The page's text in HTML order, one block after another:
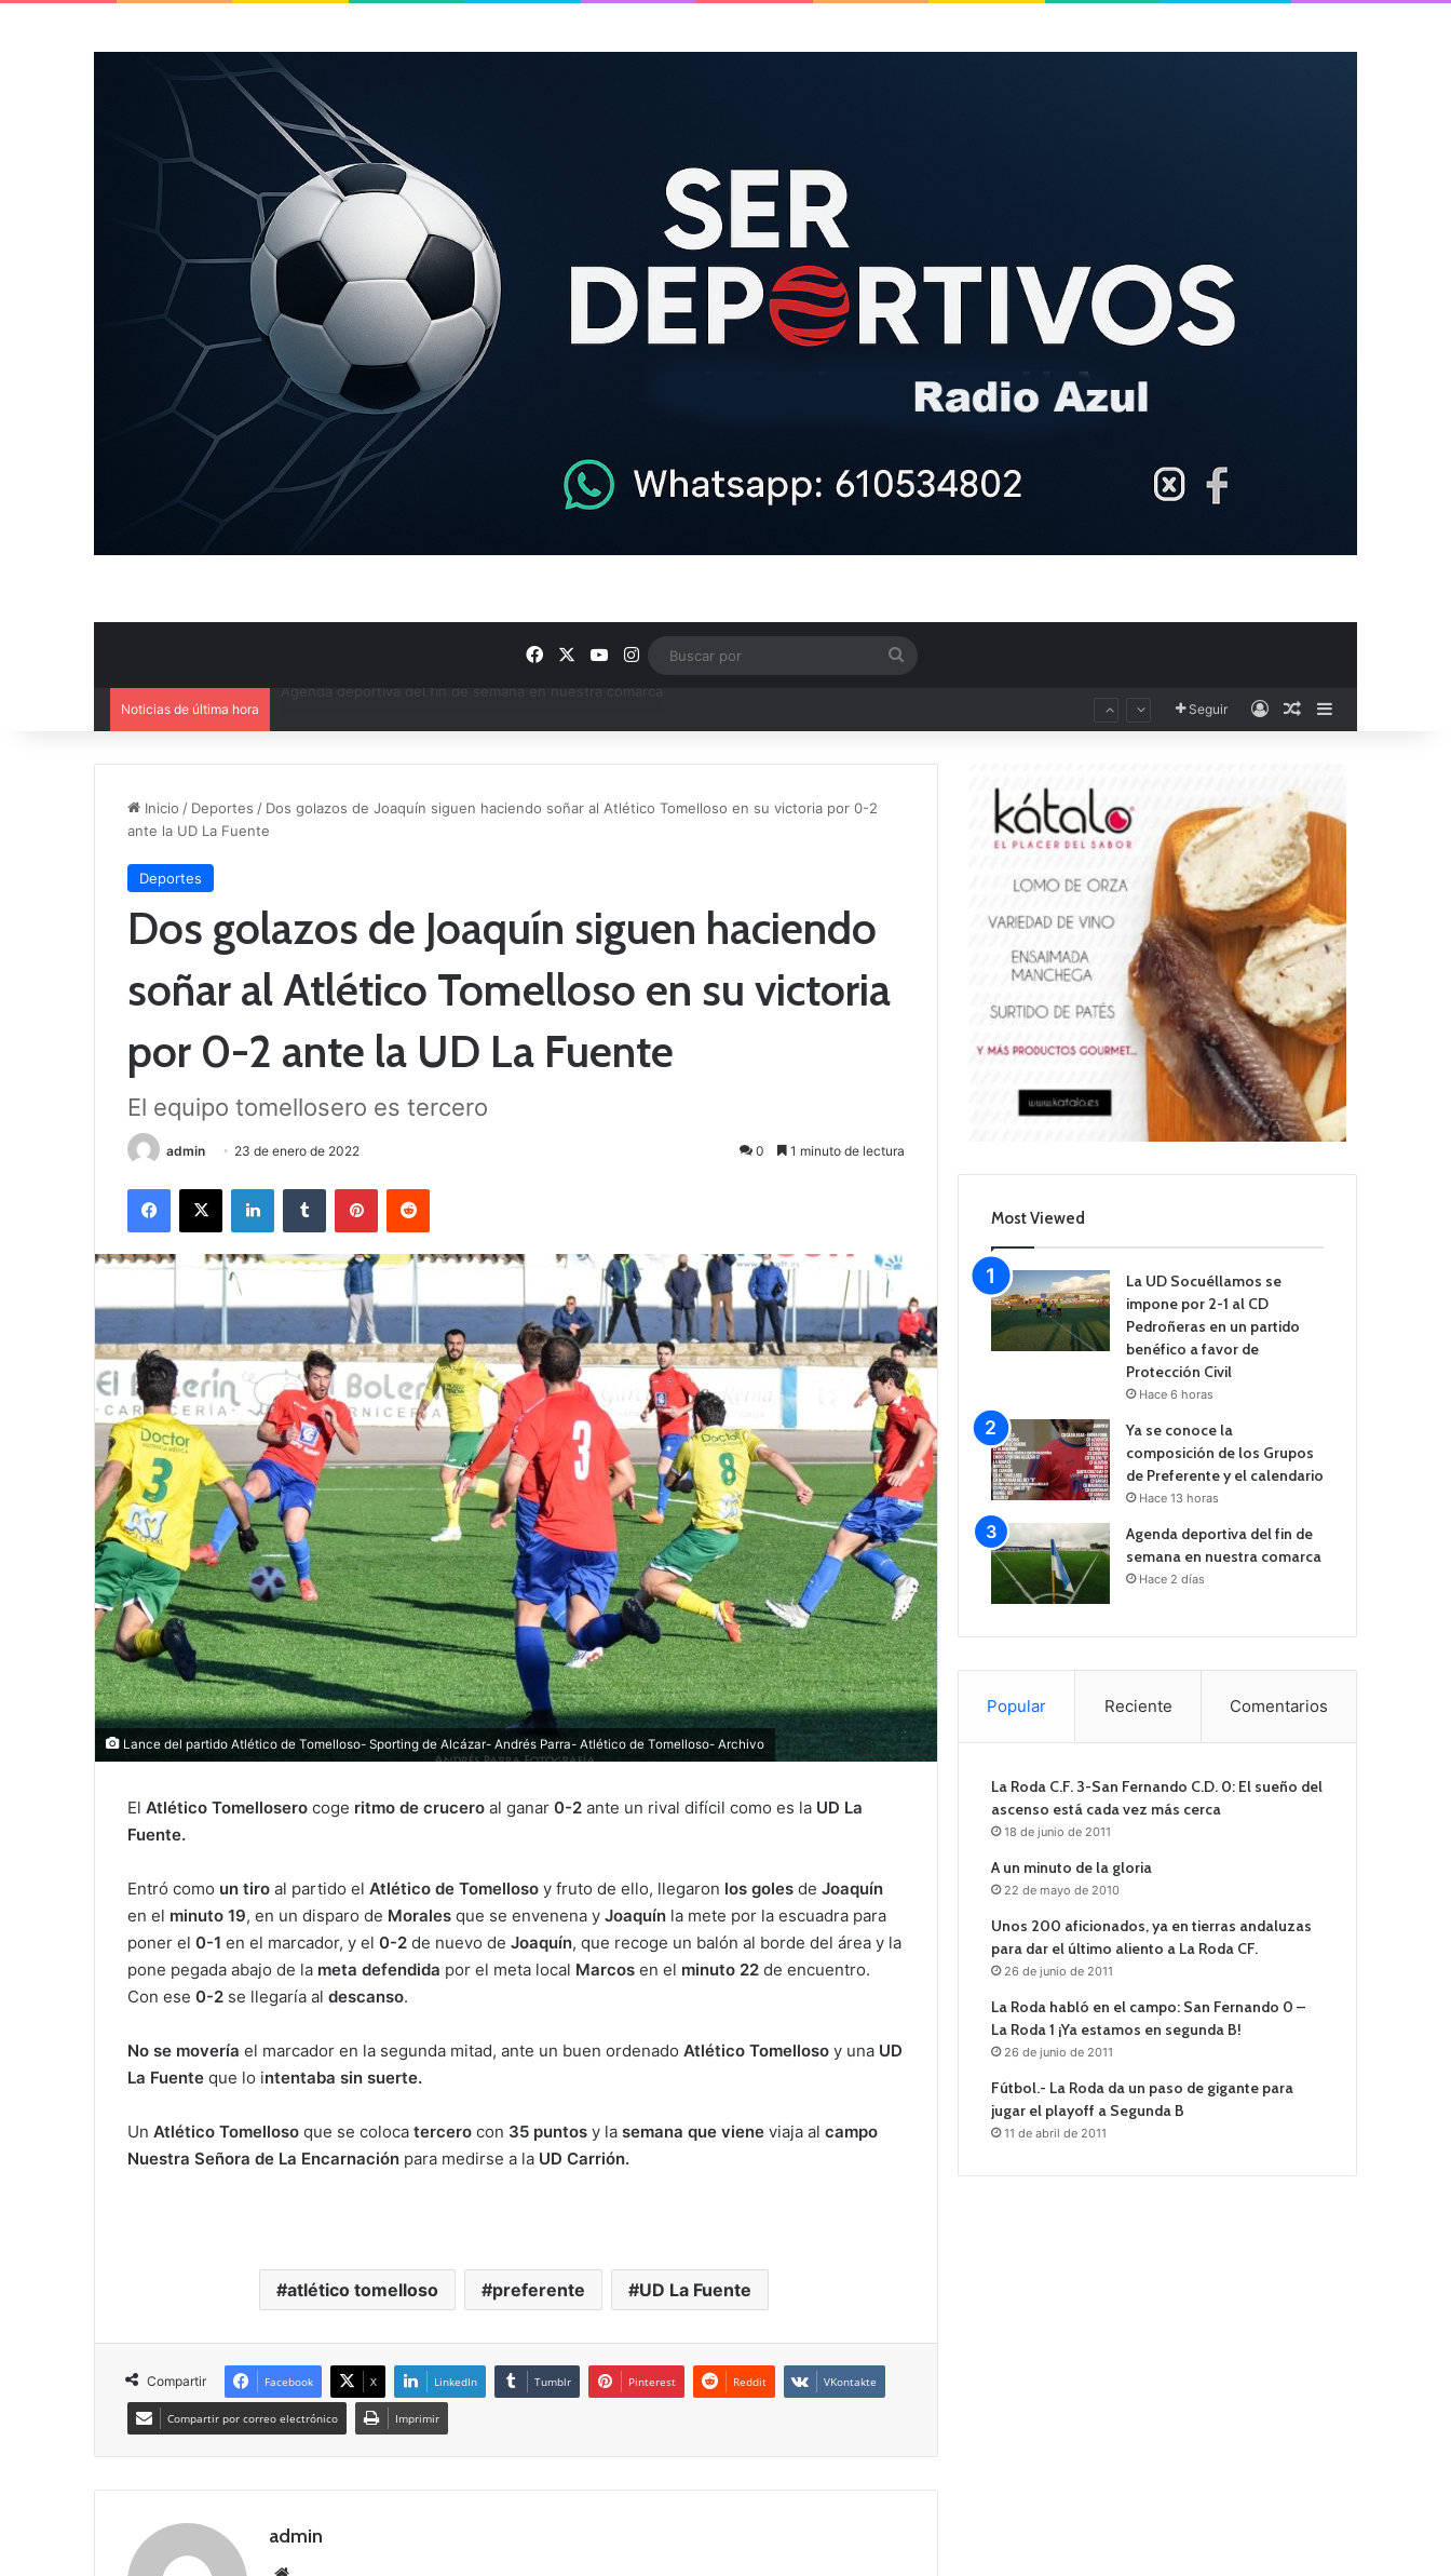
FacebookYouTube
Instagram
Noticias de última hora Seguir AccesoPublicación al
Inicio / Deportes / Dos golazos de Joaquín siguen haciendo soñar al Atlético Tomelloso en su victoria por 0-2
ante la UD La Fuente
Deportes
Dos golazos de Joaquín siguen haciendo
soñar al Atlético Tomelloso en su victoria
por 0-2 ante la UD La Fuente
El equipo tomellosero es tercero
admin 23 de enero de 2022 0 1 minuto de lectura
Lance del partido Atlético de Tomelloso- Sporting de Alcázar- Andrés Parra- Atlético de Tomelloso- Archivo
El Atlético Tomellosero coge ritmo de crucero al ganar 0-2 ante un rival difícil como es la UD La
Fuente.
Entró como un tiro al partido el Atlético de Tomelloso y fruto de ello, llegaron los goles de Joaquín
en el minuto 19, en un disparo de Morales que se envenena y Joaquín la mete por la escuadra para
poner el 0-1 en el marcador, y el 0-2 de nuevo de Joaquín, que recoge un balón al borde del área y la
pone pegada abajo de la meta defendida por el meta local Marcos en el minuto 22 de encuentro.
Con ese 0-2 se llegaría al descanso.
No se movería el marcador en la segunda mitad, ante un buen ordenado Atlético Tomelloso y una UD
La Fuente que lo intentaba sin suerte.
Un Atlético Tomelloso que se coloca tercero con 35 puntos y la semana que viene viaja al campo
Nuestra Señora de La Encarnación para medirse a la UD Carrión.
atlético tomelloso preferente UD La Fuente
Compartir Facebook X LinkedIn Tumblr Pinterest Reddit VKontakte
Compartir por correo electrónico Imprimir
admin
Most Viewed
La UD Socuéllamos se
impone por 2-1 al CD
Pedroñeras en un partido
benéfico a favor de
Protección Civil
Hace 6 horas
Ya se conoce la
composición de los Grupos
de Preferente y el calendario
Hace 13 horas
Agenda deportiva del fin de
semana en nuestra comarca
Hace 2 días
Popular Reciente Comentarios
La Roda C.F. 3-San Fernando C.D. 0: El sueño del
ascenso está cada vez más cerca
18 de junio de 2011
A un minuto de la gloria
22 de mayo de 2010
Unos 200 aficionados, ya en tierras andaluzas
para dar el último aliento a La Roda CF.
26 de junio de 2011
La Roda habló en el campo: San Fernando 0 –
La Roda 1 ¡Ya estamos en segunda B!
26 de junio de 2011
Fútbol.- La Roda da un paso de gigante para
jugar el playoff a Segunda B
11 de abril de 2011